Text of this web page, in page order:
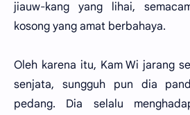
jiauw-kang yang lihai,
kosong yang amat berbahaya.
Oleh karena itu, Kam Wi jarang
senjata, sungguh pun dia
pedang. Dia selalu